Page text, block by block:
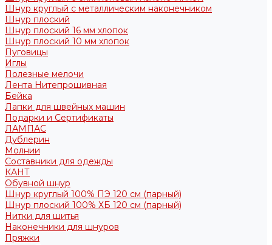
Шнур круглый с металлическим наконечником
Шнур плоский
Шнур плоский 16 мм хлопок
Шнур плоский 10 мм хлопок
Пуговицы
Иглы
Полезные мелочи
Лента Нитепрошивная
Бейка
Лапки для швейных машин
Подарки и Сертификаты
ЛАМПАС
Дублерин
Молнии
Составники для одежды
КАНТ
Обувной шнур
Шнур круглый 100% ПЭ 120 см (парный)
Шнур плоский 100% ХБ 120 см (парный)
Нитки для шитья
Наконечники для шнуров
Пряжки